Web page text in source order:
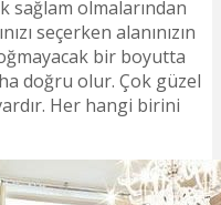
sağlam olmalarından
seçerken alanınızın
bir boyutta
doğru olur. Çok güzel
Her hangi birini